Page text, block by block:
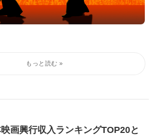
画興行収入ランキングTOP20と